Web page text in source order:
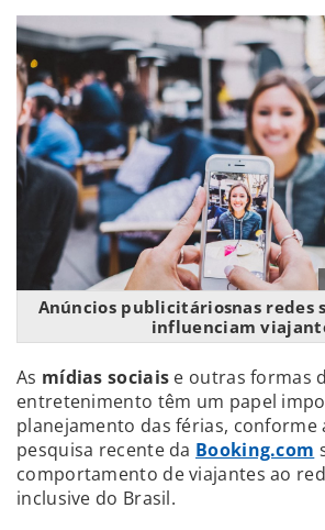
Anúncios publicitáriosnas redes
influenciam
As mídias sociais e outras formas
entretenimento têm um papel
planejamento das férias, conforme
pesquisa recente da Booking.com
comportamento de viajantes ao
inclusive do Brasil.